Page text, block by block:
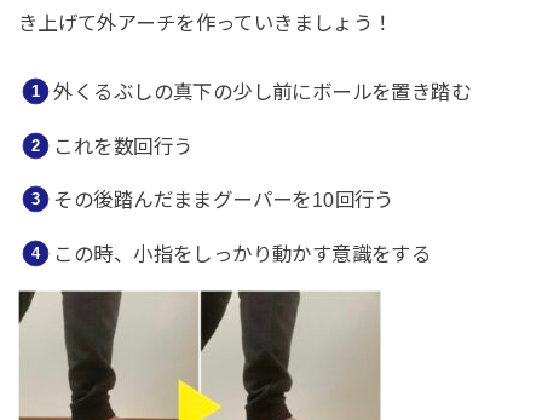
き上げて外アーチを作っていきましょう！
外くるぶしの真下の少し前にボールを置き踏む
これを数回行う
その後踏んだままグーパーを10回行う
この時、小指をしっかり動かす意識をする